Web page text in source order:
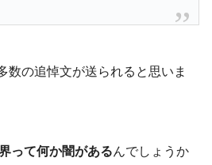
数の追悼文が送られると思いま
って何か闇があるんでしょうか